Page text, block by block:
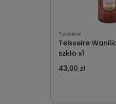
Teisseire
Teisseire
szkło x1
43,00 zł